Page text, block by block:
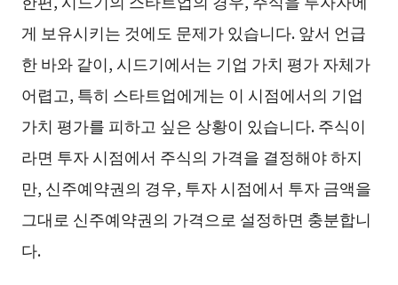
게 보유시키는 것에도 문제가 있습니다. 앞서 언급
한 바와 같이, 시드기에서는 기업 가치 평가 자체가
어렵고, 특히 스타트업에게는 이 시점에서의 기업
가치 평가를 피하고 싶은 상황이 있습니다. 주식이
라면 투자 시점에서 주식의 가격을 결정해야 하지
만, 신주예약권의 경우, 투자 시점에서 투자 금액을
그대로 신주예약권의 가격으로 설정하면 충분합니
다.